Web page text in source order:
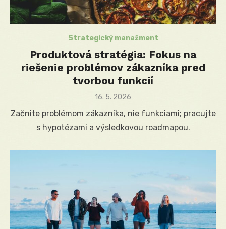
Strategický manažment
Produktová stratégia: Fokus na
riešenie problémov zákazníka pred
tvorbou funkcií
Posted
16. 5. 2026
Začnite problémom zákazníka, nie funkciami; pracujte
s hypotézami a výsledkovou roadmapou.